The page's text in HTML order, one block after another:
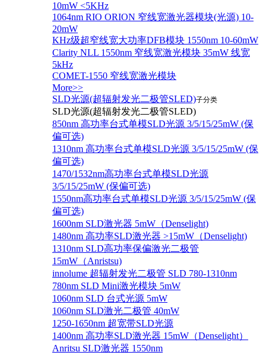
10mW <5KHz
1064nm RIO ORION 窄线宽激光器模块(光源) 10-
20mW
KHz级超窄线宽大功率DFB模块 1550nm 10-60mW
Clarity NLL 1550nm 窄线宽激光模块 35mW 线宽
5kHz
COMET-1550 窄线宽激光模块
More>>
SLD光源(超辐射发光二极管SLED)子分类
SLD光源(超辐射发光二极管SLED)
850nm 高功率台式单模SLD光源 3/5/15/25mW (保
偏可选)
1310nm 高功率台式单模SLD光源 3/5/15/25mW (保
偏可选)
1470/1532nm高功率台式单模SLD光源
3/5/15/25mW (保偏可选)
1550nm高功率台式单模SLD光源 3/5/15/25mW (保
偏可选)
1600nm SLD激光器 5mW（Denselight)
1480nm 高功率SLD激光器 >15mW（Denselight)
1310nm SLD高功率保偏激光二极管
15mW（Anristsu)
innolume 超辐射发光二极管 SLD 780-1310nm
780nm SLD Mini激光模块 5mW
1060nm SLD 台式光源 5mW
1060nm SLD激光二极管 40mW
1250-1650nm 超宽带SLD光源
1400nm 高功率SLD激光器 15mW（Denselight）
Anritsu SLD激光器 1550nm